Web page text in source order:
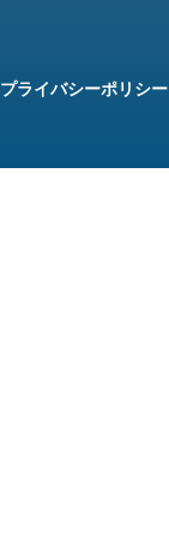
プライバシーポリシー